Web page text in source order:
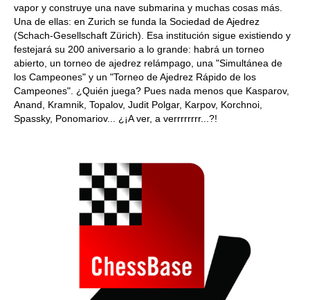
vapor y construye una nave submarina y muchas cosas más.
Una de ellas: en Zurich se funda la Sociedad de Ajedrez
(Schach-Gesellschaft Zürich). Esa institución sigue existiendo y
festejará su 200 aniversario a lo grande: habrá un torneo
abierto, un torneo de ajedrez relámpago, una "Simultánea de
los Campeones" y un "Torneo de Ajedrez Rápido de los
Campeones". ¿Quién juega? Pues nada menos que Kasparov,
Anand, Kramnik, Topalov, Judit Polgar, Karpov, Korchnoi,
Spassky, Ponomariov... ¿¡A ver, a verrrrrrrr...?!